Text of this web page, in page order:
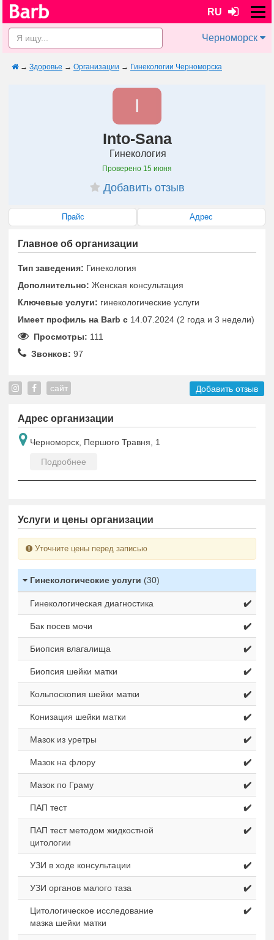
RU
Черноморск
→ Здоровье → Организации → Гинекологии Черноморска
I
Into-Sana
Гинекология
Проверено 15 июня
Добавить отзыв
Прайс Адрес
Главное об организации
Тип заведения: Гинекология
Дополнительно: Женская консультация
Ключевые услуги: гинекологические услуги
Имеет профиль на Barb c 14.07.2024 (2 года и 3 недели)
Просмотры: 111
Звонков: 97
сайт Добавить отзыв
Адрес организации
Черноморск, Першого Травня, 1
Подробнее
Услуги и цены организации
Уточните цены перед записью
Гинекологические услуги (30)
Гинекологическая диагностика ✔️
Бак посев мочи ✔️
Биопсия влагалища ✔️
Биопсия шейки матки ✔️
Кольпоскопия шейки матки ✔️
Конизация шейки матки ✔️
Мазок из уретры ✔️
Мазок на флору ✔️
Мазок по Граму ✔️
ПАП тест ✔️
ПАП тест методом жидкостной
цитологии
✔️
УЗИ в ходе консультации ✔️
УЗИ органов малого таза ✔️
Цитологическое исследование
мазка шейки матки
✔️